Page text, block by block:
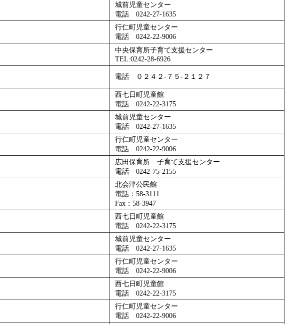
城前児童センター
電話 0242-27-1635
行仁町児童センター
電話 0242-22-9006
中央保育所子育て支援センター
TEL:0242-28-6926
電話 ０２４２-７５-２１２７
西七日町児童館
電話 0242-22-3175
城前児童センター
電話 0242-27-1635
行仁町児童センター
電話 0242-22-9006
広田保育所 子育て支援センター
電話 0242-75-2155
北会津公民館
電話：58-3111
Fax：58-3947
西七日町児童館
電話 0242-22-3175
城前児童センター
電話 0242-27-1635
行仁町児童センター
電話 0242-22-9006
西七日町児童館
電話 0242-22-3175
行仁町児童センター
電話 0242-22-9006